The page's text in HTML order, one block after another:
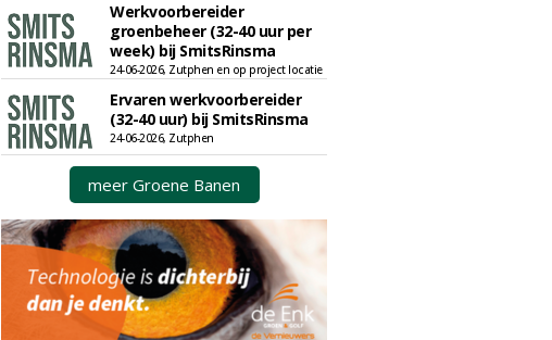
Werkvoorbereider
groenbeheer (32-40 uur per
week) bij SmitsRinsma
24-06-2026, Zutphen en op project locatie
Ervaren werkvoorbereider
(32-40 uur) bij SmitsRinsma
24-06-2026, Zutphen
meer Groene Banen